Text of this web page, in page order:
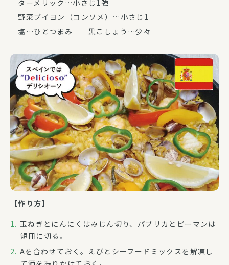
ターメリック…小さじ1強
野菜ブイヨン（コンソメ）…小さじ1
塩…ひとつまみ 黒こしょう…少々
【作り方】
玉ねぎとにんにくはみじん切り、パプリカとピーマンは
短冊に切る。
Aを合わせておく。えびとシーフードミックスを解凍し